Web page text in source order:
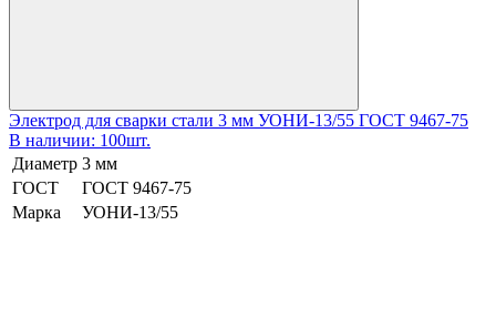
Электрод для сварки стали 3 мм УОНИ-13/55 ГОСТ 9467-75
В наличии: 100шт.
Диаметр 3 мм
ГОСТ
ГОСТ 9467-75
Марка
УОНИ-13/55